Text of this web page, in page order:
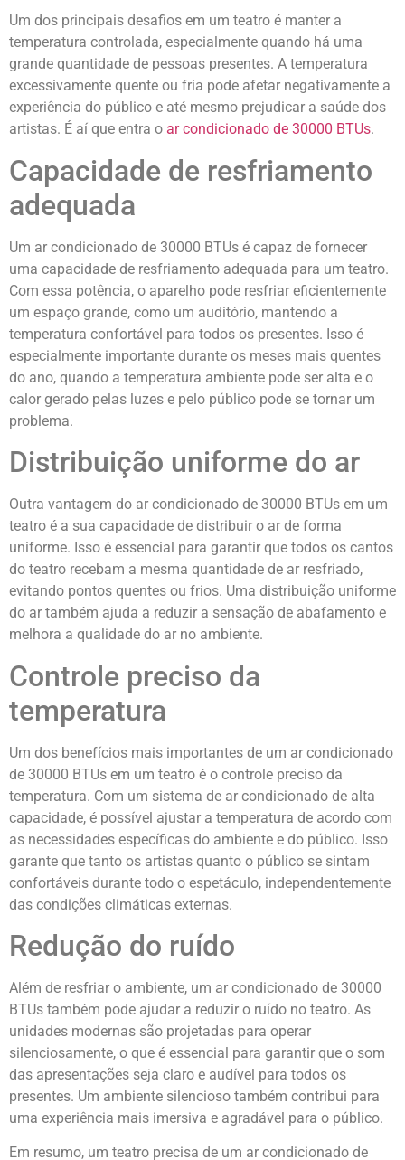
Um dos principais desafios em um teatro é manter a
temperatura controlada, especialmente quando há uma
grande quantidade de pessoas presentes. A temperatura
excessivamente quente ou fria pode afetar negativamente a
experiência do público e até mesmo prejudicar a saúde dos
artistas. É aí que entra o ar condicionado de 30000 BTUs.
Capacidade de resfriamento
adequada
Um ar condicionado de 30000 BTUs é capaz de fornecer
uma capacidade de resfriamento adequada para um teatro.
Com essa potência, o aparelho pode resfriar eficientemente
um espaço grande, como um auditório, mantendo a
temperatura confortável para todos os presentes. Isso é
especialmente importante durante os meses mais quentes
do ano, quando a temperatura ambiente pode ser alta e o
calor gerado pelas luzes e pelo público pode se tornar um
problema.
Distribuição uniforme do ar
Outra vantagem do ar condicionado de 30000 BTUs em um
teatro é a sua capacidade de distribuir o ar de forma
uniforme. Isso é essencial para garantir que todos os cantos
do teatro recebam a mesma quantidade de ar resfriado,
evitando pontos quentes ou frios. Uma distribuição uniforme
do ar também ajuda a reduzir a sensação de abafamento e
melhora a qualidade do ar no ambiente.
Controle preciso da
temperatura
Um dos benefícios mais importantes de um ar condicionado
de 30000 BTUs em um teatro é o controle preciso da
temperatura. Com um sistema de ar condicionado de alta
capacidade, é possível ajustar a temperatura de acordo com
as necessidades específicas do ambiente e do público. Isso
garante que tanto os artistas quanto o público se sintam
confortáveis durante todo o espetáculo, independentemente
das condições climáticas externas.
Redução do ruído
Além de resfriar o ambiente, um ar condicionado de 30000
BTUs também pode ajudar a reduzir o ruído no teatro. As
unidades modernas são projetadas para operar
silenciosamente, o que é essencial para garantir que o som
das apresentações seja claro e audível para todos os
presentes. Um ambiente silencioso também contribui para
uma experiência mais imersiva e agradável para o público.
Em resumo, um teatro precisa de um ar condicionado de